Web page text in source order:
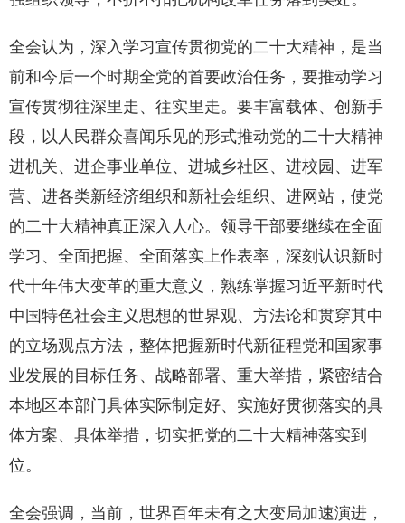
全会认为，深入学习宣传贯彻党的二十大精神，是当
前和今后一个时期全党的首要政治任务，要推动学习
宣传贯彻往深里走、往实里走。要丰富载体、创新手
段，以人民群众喜闻乐见的形式推动党的二十大精神
进机关、进企事业单位、进城乡社区、进校园、进军
营、进各类新经济组织和新社会组织、进网站，使党
的二十大精神真正深入人心。领导干部要继续在全面
学习、全面把握、全面落实上作表率，深刻认识新时
代十年伟大变革的重大意义，熟练掌握习近平新时代
中国特色社会主义思想的世界观、方法论和贯穿其中
的立场观点方法，整体把握新时代新征程党和国家事
业发展的目标任务、战略部署、重大举措，紧密结合
本地区本部门具体实际制定好、实施好贯彻落实的具
体方案、具体举措，切实把党的二十大精神落实到
位。
全会强调，当前，世界百年未有之大变局加速演进，